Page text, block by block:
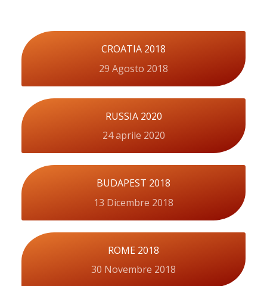
CROATIA 2018
29 Agosto 2018
RUSSIA 2020
24 aprile 2020
BUDAPEST 2018
13 Dicembre 2018
ROME 2018
30 Novembre 2018